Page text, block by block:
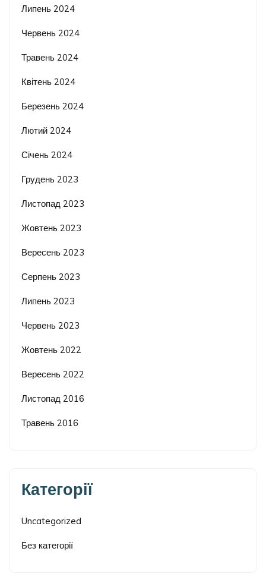
Липень 2024
Червень 2024
Травень 2024
Квітень 2024
Березень 2024
Лютий 2024
Січень 2024
Грудень 2023
Листопад 2023
Жовтень 2023
Вересень 2023
Серпень 2023
Липень 2023
Червень 2023
Жовтень 2022
Вересень 2022
Листопад 2016
Травень 2016
Категорії
Uncategorized
Без категорії